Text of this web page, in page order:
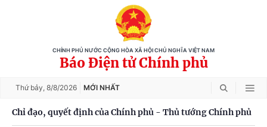
CHÍNH PHỦ NƯỚC CỘNG HÒA XÃ HỘI CHỦ NGHĨA VIỆT NAM
Báo Điện tử Chính phủ
Thứ bảy, 8/8/2026 MỚI NHẤT
Chỉ đạo, quyết định của Chính phủ - Thủ tướng Chính phủ